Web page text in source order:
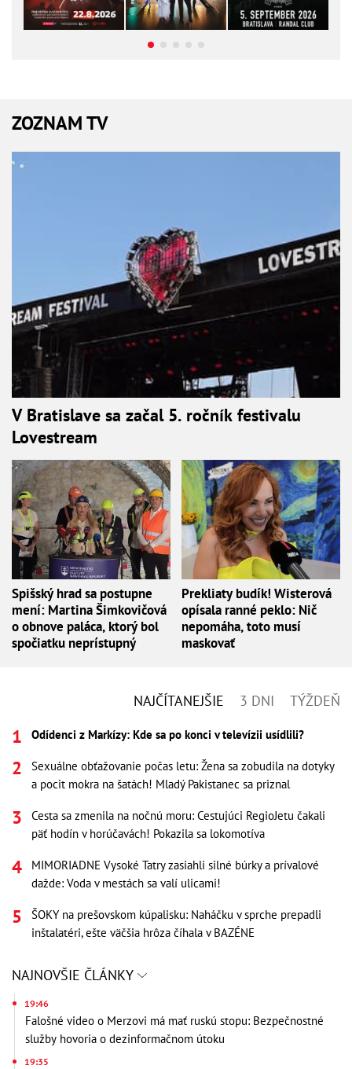
ZOZNAM TV
V Bratislave sa začal 5. ročník festivalu
Lovestream
Spišský hrad sa postupne
mení: Martina Šimkovičová
o obnove paláca, ktorý bol
spočiatku neprístupný
Prekliaty budík! Wisterová
opísala ranné peklo: Nič
nepomáha, toto musí
maskovať
NAJČÍTANEJŠIE 3 DNI TÝŽDEŇ
Odídenci z Markízy: Kde sa po konci v televízii usídlili?
Sexuálne obťažovanie počas letu: Žena sa zobudila na dotyky
a pocit mokra na šatách! Mladý Pakistanec sa priznal
Cesta sa zmenila na nočnú moru: Cestujúci RegioJetu čakali
päť hodín v horúčavách! Pokazila sa lokomotíva
MIMORIADNE Vysoké Tatry zasiahli silné búrky a prívalové
dažde: Voda v mestách sa valí ulicami!
ŠOKY na prešovskom kúpalisku: Naháčku v sprche prepadli
inštalatéri, ešte väčšia hrôza číhala v BAZÉNE
NAJNOVŠIE ČLÁNKY
19:46
Falošné video o Merzovi má mať ruskú stopu: Bezpečnostné
služby hovoria o dezinformačnom útoku
19:35